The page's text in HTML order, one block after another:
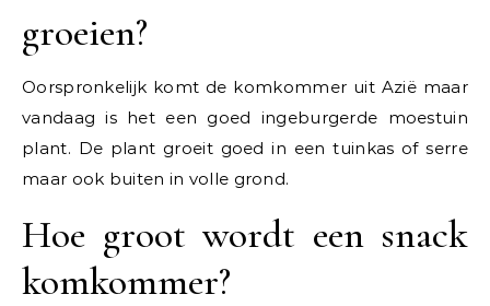
groeien?
Oorspronkelijk komt de komkommer uit Azië maar
vandaag is het een goed ingeburgerde moestuin
plant. De plant groeit goed in een tuinkas of serre
maar ook buiten in volle grond.
Hoe groot wordt een snack
komkommer?